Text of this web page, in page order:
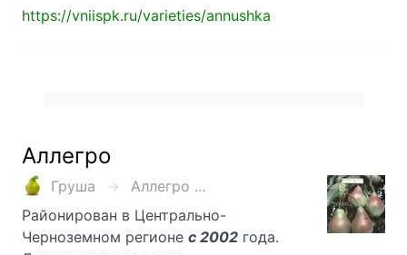
https://vniispk.ru/varieties/annushka
Аллегро
Груша
Аллегро ...
Районирован в Центрально-
Черноземном регионе с 2002 года.